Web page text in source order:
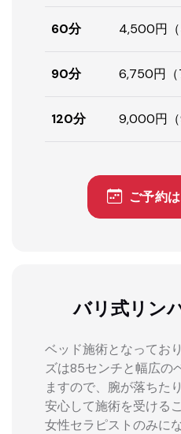
60分 4,500円（
90分 6,750円（
120分 9,000円（
ご予約
バリ式リン
ベッド施術となってお
ズは85センチと幅広の
ますので、腕が落ちた
安心して施術を受ける
女性セラピストのみに